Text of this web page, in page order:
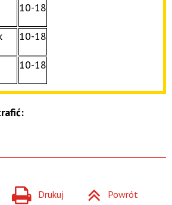
10-18
10-18
10-18
Drukuj Powrót